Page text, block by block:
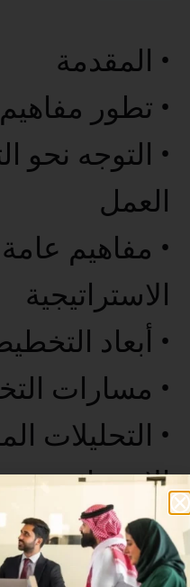
• المقدمة
• تطور
• التوجه نحو
العمل
• مفاهيم
الاستراتيجية
• أبعاد
• مسارات
• التحليلات
الاستراتيجي
• الخاتمة